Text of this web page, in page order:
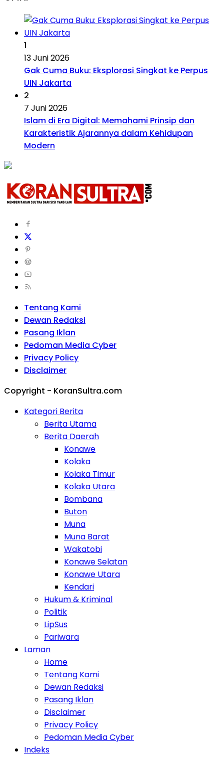
1
13 Juni 2026
Gak Cuma Buku: Eksplorasi Singkat ke Perpus
UIN Jakarta
2
7 Juni 2026
Islam di Era Digital: Memahami Prinsip dan
Karakteristik Ajarannya dalam Kehidupan
Modern
Tentang Kami
Dewan Redaksi
Pasang Iklan
Pedoman Media Cyber
Privacy Policy
Disclaimer
Copyright - KoranSultra.com
Kategori Berita
Berita Utama
Berita Daerah
Konawe
Kolaka
Kolaka Timur
Kolaka Utara
Bombana
Buton
Muna
Muna Barat
Wakatobi
Konawe Selatan
Konawe Utara
Kendari
Hukum & Kriminal
Politik
LipSus
Pariwara
Laman
Home
Tentang Kami
Dewan Redaksi
Pasang Iklan
Disclaimer
Privacy Policy
Pedoman Media Cyber
Indeks